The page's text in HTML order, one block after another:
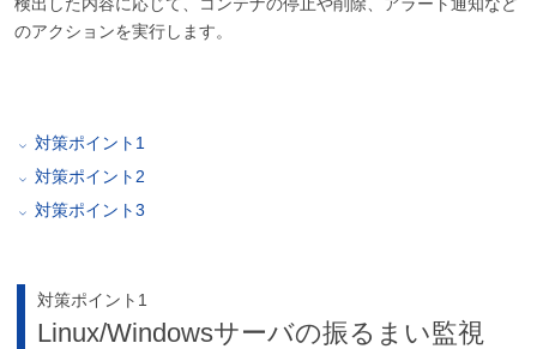
のアクションを実行します。
対策ポイント1
対策ポイント2
対策ポイント3
対策ポイント1
Linux/Windowsサーバの振るまい監視